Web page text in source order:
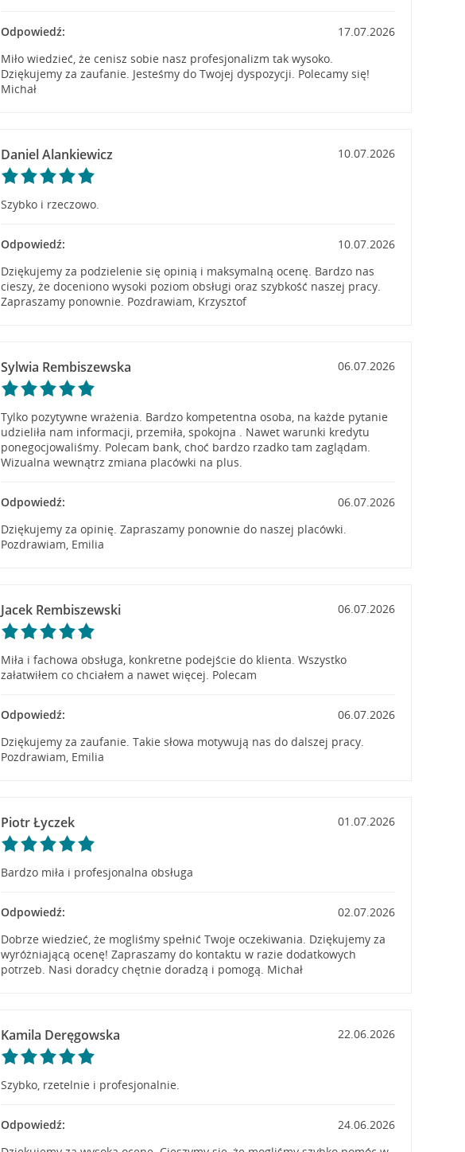
Odpowiedź:
17.07.2026
Miło wiedzieć, że cenisz sobie nasz profesjonalizm tak wysoko.
Dziękujemy za zaufanie. Jesteśmy do Twojej dyspozycji. Polecamy się!
Michał
Daniel Alankiewicz 10.07.2026
Szybko i rzeczowo.
Odpowiedź:
10.07.2026
Dziękujemy za podzielenie się opinią i maksymalną ocenę. Bardzo nas
cieszy, że doceniono wysoki poziom obsługi oraz szybkość naszej pracy.
Zapraszamy ponownie. Pozdrawiam, Krzysztof
Sylwia Rembiszewska 06.07.2026
Tylko pozytywne wrażenia. Bardzo kompetentna osoba, na każde pytanie
udzieliła nam informacji, przemiła, spokojna . Nawet warunki kredytu
ponegocjowaliśmy. Polecam bank, choć bardzo rzadko tam zaglądam.
Wizualna wewnątrz zmiana placówki na plus.
Odpowiedź:
06.07.2026
Dziękujemy za opinię. Zapraszamy ponownie do naszej placówki.
Pozdrawiam, Emilia
Jacek Rembiszewski 06.07.2026
Miła i fachowa obsługa, konkretne podejście do klienta. Wszystko
załatwiłem co chciałem a nawet więcej. Polecam
Odpowiedź:
06.07.2026
Dziękujemy za zaufanie. Takie słowa motywują nas do dalszej pracy.
Pozdrawiam, Emilia
Piotr Łyczek 01.07.2026
Bardzo miła i profesjonalna obsługa
Odpowiedź:
02.07.2026
Dobrze wiedzieć, że mogliśmy spełnić Twoje oczekiwania. Dziękujemy za
wyróżniającą ocenę! Zapraszamy do kontaktu w razie dodatkowych
potrzeb. Nasi doradcy chętnie doradzą i pomogą. Michał
Kamila Deręgowska 22.06.2026
Szybko, rzetelnie i profesjonalnie.
Odpowiedź:
24.06.2026